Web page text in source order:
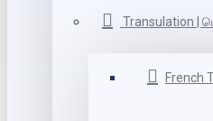
Transulation |
French